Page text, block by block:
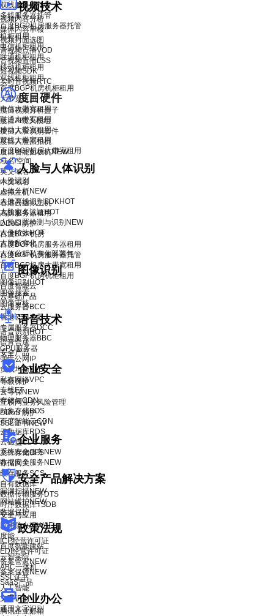
视频技术
视频内容分析
媒体内容审核
视频封面选图
音视频点播VOD
音视频直播LSS
短视频SDK
实时音视频RTC
度目硬件
度目视频分析盒子
度目AI镜头模组
度目人脸识别套件
度目人脸抓拍机
度目智能面板机NEW
人脸与人体识别
人脸识别
人体分析NEW
人脸离线识别SDKHOT
人脸实名认证HOT
人脸口罩检测与识别 NEW
人像特效HOT
人脸私有化
人体分析私有化部署包
图像识别
图像识别HOT
图像搜索
图像审核
语音技术
语音识别 HOT
语音合成
安全产品
企业安全
等级保护
云等保NEW
互联网业务风险管理
DDoS 防护
SSL证书NEW
企业服务
系统安全服务NEW
数据安全服务 NEW
安全产品解决方案
漏洞扫描NEW
网站维护NEW
数据保护
政策法规
ICP经营许可证
EDI经营许可证
备案管家NEW
备案保镖NEW
SaaS产品
企业办公
腾讯企业邮箱
双线服务器托管
多线服务器托管
百度BGP机房服务器托管
机柜租用
电信机柜租用
联通机柜租用
移动机柜租用
双线机柜租用
百度BGP机房机柜租用
大带宽租用
电信大带宽租用
联通大带宽租用
移动大带宽租用
双线大带宽租用
百度BGP机房大带宽租用
域名/空间
英文域名
中文域名
虚拟主机
香港云虚拟主机
高防服务器租用
DDoS 防护
百度BGP机房
百度BGP机房服务器租用
百度BGP机房服务器托管
百度BGP机房大带宽租用
百度BGP机房机柜租用
百度智能云
云基础产品
云服务器BCC
香港云服务器
专属服务器DCC
物理服务器BBC
GPU服务器
弹性公网IP
负载均衡BLB
私有网络VPC
专线ET
存储与CDN
对象存储BOS
百度智能云CDN
云数据库RDS
云磁盘CDS
文件存储CFS
存储网关
缓存服务SCS
自有数据库
数据传输服务DTS
时序数据库TSDB
安全与应用
应用防火墙WAF
度能
百度智能建站
云智学院
ABC一体机
SSL证书
人工智能
文字识别
通用文字识别